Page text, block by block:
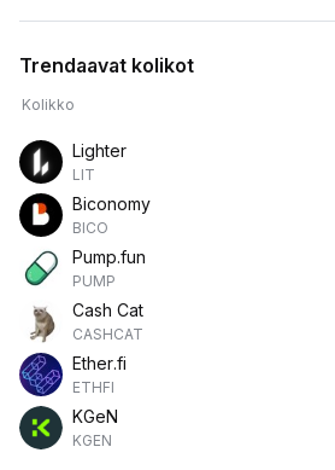
Trendaavat kolikot
Kolikko
Lighter
LIT
Biconomy
BICO
Pump.fun
PUMP
Cash Cat
CASHCAT
Ether.fi
ETHFI
KGeN
KGEN